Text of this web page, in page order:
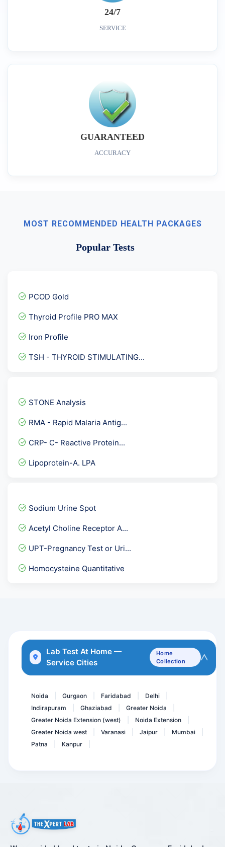
24/7
SERVICE
GUARANTEED
ACCURACY
MOST RECOMMENDED HEALTH PACKAGES
Popular Tests
PCOD Gold
Thyroid Profile PRO MAX
Iron Profile
TSH - THYROID STIMULATING...
HEART CARE PROFILE- ESSEN...
Quantiferon TB Gold - Int...
D- Dimer Quantitative
ANA ( IFA )-Anti Nuclear...
STONE Analysis
RMA - Rapid Malaria Antig...
CRP- C- Reactive Protein...
Lipoprotein-A. LPA
Anti A- IgG Titre
24 hour urine for Metanep...
EARLY PREGNANCY CHECKUP
Anti Thrombin III ( 3 )
Sodium Urine Spot
Acetyl Choline Receptor A...
UPT-Pregnancy Test or Uri...
Homocysteine Quantitative
HsCRP , HIGH SENSITIVITY...
Cardiolipin Antibody - AC...
Lab Test At Home —
Service Cities
Home
Collection
Noida Gurgaon Faridabad Delhi
Indirapuram
Ghaziabad Greater Noida
Greater Noida Extension (west)
Noida Extension
Greater Noida west
Varanasi Jaipur Mumbai
Patna
Kanpur